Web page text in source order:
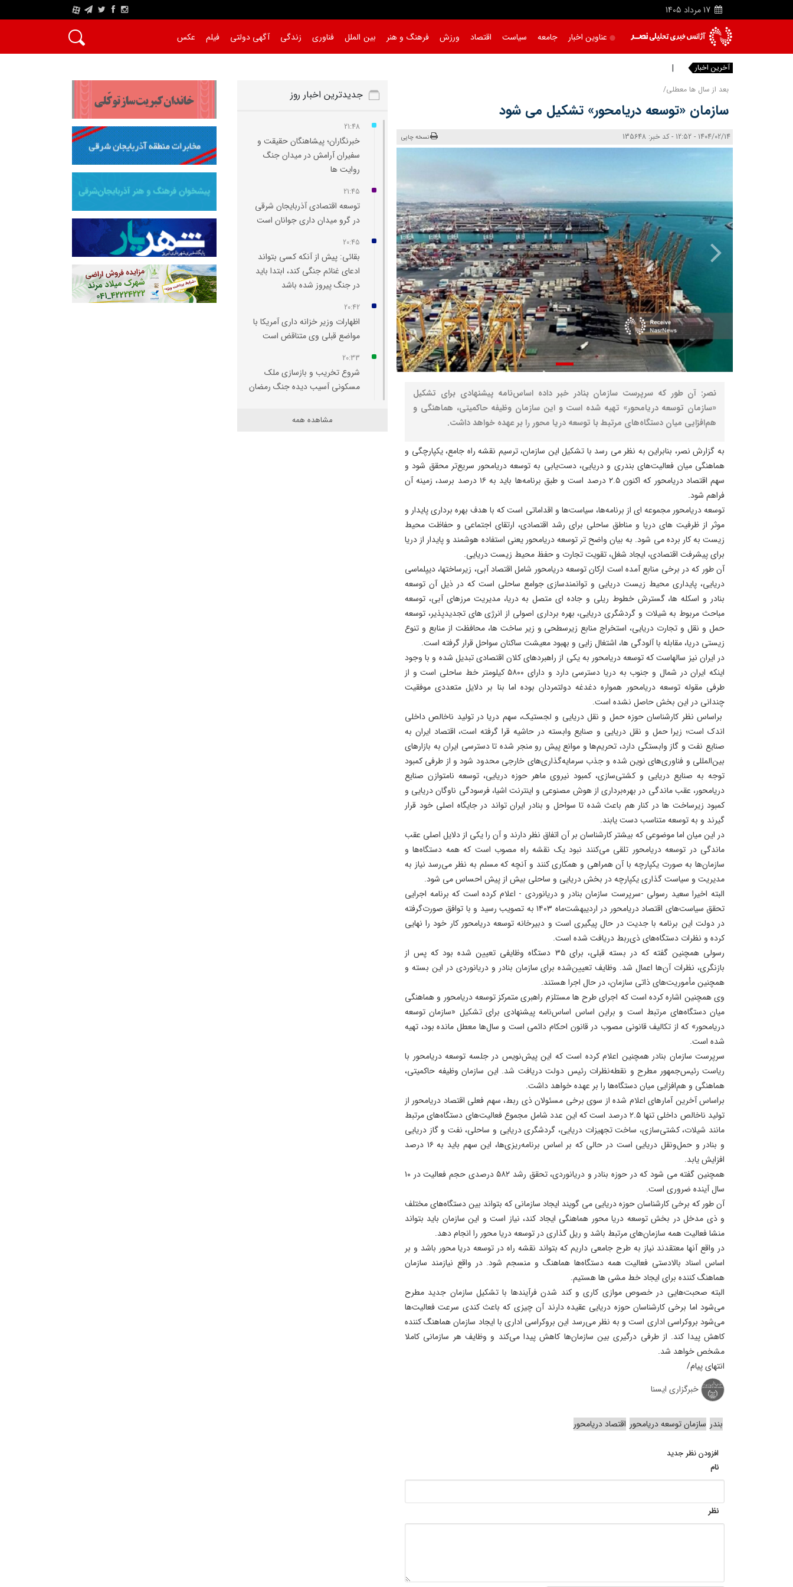
17 مرداد 1405
A
عناوین اخبار جامعه سیاست اقتصاد ورزش فرهنگ و هنر بین الملل فناوری زندگی آگهی دولتی فیلم عکس
آخرین اخبار
بعد از سال‌ ها معطلی/
سازمان «توسعه دریامحور» تشکیل می‌ شود
1404/02/14 - 12:52 - کد خبر: 135648 نسخه چاپی
نصر: آن طور که سرپرست سازمان بنادر خبر داده اساس‌نامه پیشنهادی برای تشکیل
«سازمان توسعه دریامحور» تهیه شده است و این سازمان وظیفه حاکمیتی، هماهنگی و
هم‌افزایی میان دستگاه‌های مرتبط با توسعه دریا محور را بر عهده خواهد داشت.
به گزارش نصر، بنابراین به نظر می رسد با تشکیل این سازمان، ترسیم نقشه راه جامع، یکپارچگی و
هماهنگی میان فعالیت‌های بندری و دریایی، دست‌یابی به توسعه دریامحور سریع‌تر محقق شود و
سهم اقتصاد دریامحور که اکنون ۲.۵ درصد است و طبق برنامه‌ها باید به ۱۶ درصد برسد، زمینه آن
فراهم شود.
توسعه دریامحور مجموعه ای از برنامه‌ها، سیاست‌ها و اقداماتی است که با هدف بهره برداری پایدار و
موثر از ظرفیت های دریا و مناطق ساحلی برای رشد اقتصادی، ارتقای اجتماعی و حفاظت محیط
زیست به کار برده می شود. به بیان واضح تر توسعه دریامحور یعنی استفاده هوشمند و پایدار از دریا
برای پیشرفت اقتصادی، ایجاد شغل، تقویت تجارت و حفظ محیط زیست دریایی.
آن طور که در برخی منابع آمده است ارکان توسعه دریامحور شامل اقتصاد آبی، زیرساختها، دیپلماسی
دریایی، پایداری محیط زیست دریایی و توانمندسازی جوامع ساحلی است که در ذیل آن توسعه
بنادر و اسکله ها، گسترش خطوط ریلی و جاده ای متصل به دریا، مدیریت مرزهای آبی، توسعه
مباحث مربوط به شیلات و گردشگری دریایی، بهره برداری اصولی از انرژی های تجدیدپذیر، توسعه
حمل و نقل و تجارت دریایی، استخراج منابع زیرسطحی و زیر ساخت ها، محافظت از منابع و تنوع
زیستی دریا، مقابله با آلودگی ها، اشتغال زایی و بهبود معیشت ساکنان سواحل قرار گرفته است.
در ایران نیز سالهاست که توسعه دریامحور به یکی از راهبردهای کلان اقتصادی تبدیل شده و با وجود
اینکه ایران در شمال و جنوب به دریا دسترسی دارد و دارای ۵۸۰۰ کیلومتر خط ساحلی است و از
طرفی مقوله توسعه دریامحور همواره دغدغه دولتمردان بوده اما بنا بر دلایل متعددی موفقیت
چندانی در این بخش حاصل نشده است.
براساس نظر کارشناسان حوزه حمل و نقل دریایی و لجستیک، سهم دریا در تولید ناخالص داخلی
اندک است؛ زیرا حمل و نقل دریایی و صنایع وابسته در حاشیه قرا گرفته است، اقتصاد ایران به
صنایع نفت و گاز وابستگی دارد، تحریم‌ها و موانع پیش رو منجر شده تا دسترسی ایران به بازارهای
بین‌المللی و فناوری‌های نوین شده و جذب سرمایه‌گذاری‌های خارجی محدود شود و از طرفی کمبود
توجه به صنایع دریایی و کشتی‌سازی، کمبود نیروی ماهر حوزه دریایی، توسعه نامتوازن صنایع
دریامحور، عقب ماندگی در بهره‌برداری از هوش مصنوعی و اینترنت اشیا، فرسودگی ناوگان دریایی و
کمبود زیرساخت ها در کنار هم باعث شده تا سواحل و بنادر ایران تواند در جایگاه اصلی خود قرار
گیرند و به توسعه متناسب دست یابند.
در این میان اما موضوعی که بیشتر کارشناسان بر آن اتفاق نظر دارند و آن را یکی از دلایل اصلی عقب
ماندگی در توسعه دریامحور تلقی می‌کنند نبود یک نقشه راه مصوب است که همه دستگاه‌ها و
سازمان‌ها به صورت یکپارچه با آن همراهی و همکاری کنند و آنچه که مسلم به نظر می‌رسد نیاز به
مدیریت و سیاست گذاری یکپارچه در بخش دریایی و ساحلی بیش از پیش احساس می شود.
البته اخیرا سعید رسولی -سرپرست سازمان بنادر و دریانوردی - اعلام کرده است که برنامه اجرایی
تحقق سیاست‌های اقتصاد دریامحور در اردیبهشت‌ماه ۱۴۰۳ به تصویب رسید و با توافق صورت‌گرفته
در دولت این برنامه با جدیت در حال پیگیری است و دبیرخانه توسعه دریامحور کار خود را نهایی
کرده و نظرات دستگاه‌های ذی‌ربط دریافت شده است.
رسولی همچنین گفته که در بسته قبلی، برای ۳۵ دستگاه وظایفی تعیین شده بود که پس از
بازنگری، نظرات آن‌ها اعمال شد. وظایف تعیین‌شده برای سازمان بنادر و دریانوردی در این بسته و
همچنین مأموریت‌های ذاتی سازمان، در حال اجرا هستند.
وی همچنین اشاره کرده است که اجرای طرح ها مستلزم راهبری متمرکز توسعه دریامحور و هماهنگی
میان دستگاه‌های مرتبط است و براین اساس اساس‌نامه پیشنهادی برای تشکیل «سازمان توسعه
دریامحور» که از تکالیف قانونی مصوب در قانون احکام دائمی است و سال‌ها معطل مانده بود، تهیه
شده است.
سرپرست سازمان بنادر همچنین اعلام کرده است که این پیش‌نویس در جلسه توسعه دریامحور با
ریاست رئیس‌جمهور مطرح و نقطه‌نظرات رئیس دولت دریافت شد. این سازمان وظیفه حاکمیتی،
هماهنگی و هم‌افزایی میان دستگاه‌ها را بر عهده خواهد داشت.
براساس آخرین آمارهای اعلام شده از سوی برخی مسئولان ذی ربط، سهم فعلی اقتصاد دریامحور از
تولید ناخالص داخلی تنها ۲.۵ درصد است که این عدد شامل مجموع فعالیت‌های دستگاه‌های مرتبط
مانند شیلات، کشتی‌سازی، ساخت تجهیزات دریایی، گردشگری دریایی و ساحلی، نفت و گاز دریایی
و بنادر و حمل‌ونقل دریایی است در حالی که بر اساس برنامه‌ریزی‌ها، این سهم باید به ۱۶ درصد
افزایش یابد.
همچنین گفته می شود که در حوزه بنادر و دریانوردی، تحقق رشد ۵۸۲ درصدی حجم فعالیت در ۱۰
سال آینده ضروری است.
آن طور که برخی کارشناسان حوزه دریایی می گویند ایجاد سازمانی که بتواند بین دستگاه‌های مختلف
و ذی مدخل در بخش توسعه دریا محور هماهنگی ایجاد کند، نیاز است و این سازمان باید بتواند
منشا فعالیت همه سازمان‌های مرتبط باشد و ریل گذاری در توسعه دریا محور را انجام دهد.
در واقع آنها معتقدند نیاز به طرح جامعی داریم که بتواند نقشه راه در توسعه دریا محور باشد و بر
اساس اسناد بالادستی فعالیت همه دستگاه‌ها هماهنگ و منسجم شود. در واقع نیازمند سازمان
هماهنگ کننده برای ایجاد خط مشی ها هستیم.
البته صحبت‌هایی در خصوص موازی کاری و کند شدن فرآیندها با تشکیل سازمان جدید مطرح
می‌شود اما برخی کارشناسان حوزه دریایی عقیده دارند آن چیزی که باعث کندی سرعت فعالیت‌ها
می‌شود بروکراسی اداری است و به نظر می‌رسد این بروکراسی اداری با ایجاد سازمان هماهنگ کننده
کاهش پیدا کند. از طرفی درگیری بین سازمان‌ها کاهش پیدا می‌کند و وظایف هر سازمانی کاملا
مشخص خواهد شد.
انتهای پیام/
خبرگزاری ایسنا
بندر سازمان توسعه دریامحور اقتصاد دریامحور
افزودن نظر جدید
نام
نظر
جدیدترین اخبار روز
21:48
خبرنگاران؛ پیشاهنگان حقیقت و
سفیران آرامش در میدان جنگ
روایت‌ ها
21:45
توسعه اقتصادی آذربایجان شرقی
در گرو میدان‌ داری جوانان است
20:45
بقائی: پیش از آنکه کسی بتواند
ادعای غنائم جنگی کند، ابتدا باید
در جنگ پیروز شده باشد
20:42
اظهارات وزیر خزانه‌ داری آمریکا با
مواضع قبلی وی متناقض است
20:33
شروع تخریب و بازسازی ملک
مسکونی آسیب‌ دیده جنگ رمضان
اتفاقی بی سابقه در تخصیص
مشاهده همه